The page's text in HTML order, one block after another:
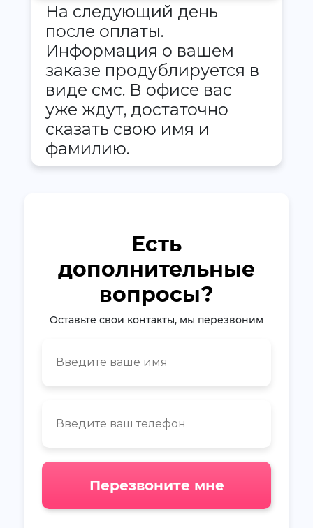
На следующий день
после оплаты.
Информация о вашем
заказе продублируется в
виде смс. В офисе вас
уже ждут, достаточно
сказать свою имя и
фамилию.
Есть
дополнительные
вопросы?
Оставьте свои контакты, мы перезвоним
Перезвоните мне